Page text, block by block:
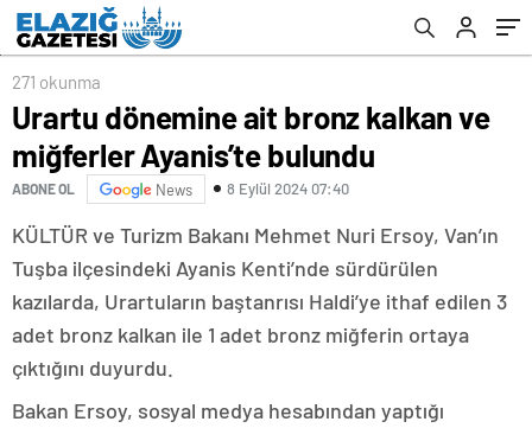
271 okunma
Urartu dönemine ait bronz kalkan ve
miğferler Ayanis’te bulundu
ABONE OL News 8 Eylül 2024 07:40
KÜLTÜR ve Turizm Bakanı Mehmet Nuri Ersoy, Van’ın
Tuşba ilçesindeki Ayanis Kenti’nde sürdürülen
kazılarda, Urartuların baştanrısı Haldi’ye ithaf edilen 3
adet bronz kalkan ile 1 adet bronz miğferin ortaya
çıktığını duyurdu.
Bakan Ersoy, sosyal medya hesabından yaptığı